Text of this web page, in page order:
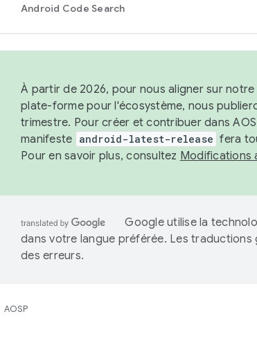
Android Code Search
À partir de 2026, pour nous aligner sur
plate-forme pour l'écosystème, nous
trimestre. Pour créer et contribuer dans
manifeste android-latest-release fera
Pour en savoir plus, consultez Modifications
Google utilise la
dans votre langue préférée. Les
des erreurs.
AOSP